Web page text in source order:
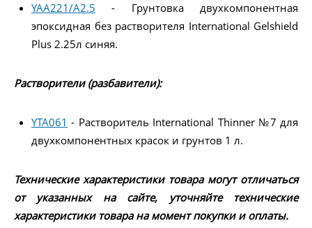
YAA221/A2.5 - Грунтовка двухкомпонентная
эпоксидная без растворителя International Gelshield
Plus 2.25л синяя.
Растворители (разбавители):
YTA061 - Растворитель International Thinner №7 для
двухкомпонентных красок и грунтов 1 л.
Технические характеристики товара могут отличаться
от указанных на сайте, уточняйте технические
характеристики товара на момент покупки и оплаты.